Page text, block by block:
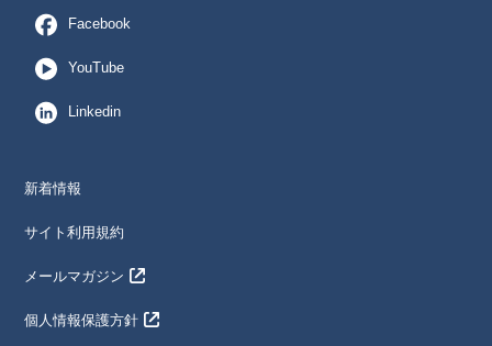
Facebook
YouTube
Linkedin
新着情報
サイト利用規約
メールマガジン
個人情報保護方針